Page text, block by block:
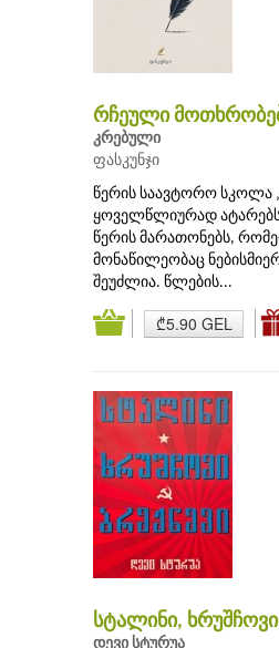
რჩეული
კრებული
ფასკუნჯი
წერის საავტორო სკოლა
ყოველწლიურად ატარებს
წერის მარათონებს,
მონაწილეობაც
შეუძლია. წლების...
₾5.90 GEL
სტალინი,
დევი სტურუა